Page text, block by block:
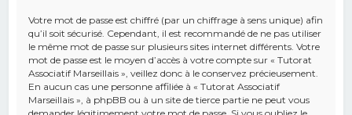
Votre mot de passe est chiffré (par un chiffrage à sens unique) afin
qu’il soit sécurisé. Cependant, il est recommandé de ne pas utiliser
le même mot de passe sur plusieurs sites internet différents. Votre
mot de passe est le moyen d’accès à votre compte sur « Tutorat
Associatif Marseillais », veillez donc à le conservez précieusement.
En aucun cas une personne affiliée à « Tutorat Associatif
Marseillais », à phpBB ou à un site de tierce partie ne peut vous